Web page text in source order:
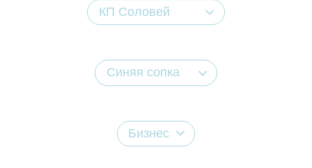
КП Соловей
Синяя сопка
Бизнес